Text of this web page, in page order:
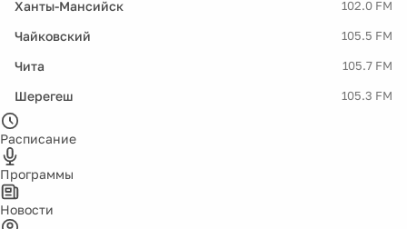
Ханты-Мансийск 102.0 FM
Чайковский 105.5 FM
Чита 105.7 FM
Шерегеш 105.3 FM
Расписание
Программы
Новости